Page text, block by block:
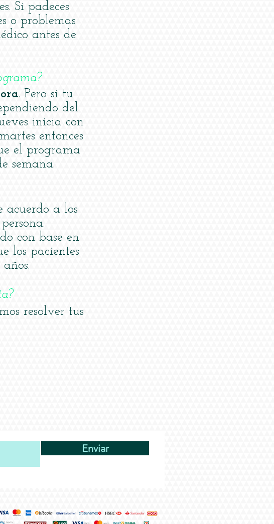
Si padeces
o problemas
antes de
. Pero si tu
del
inicia con
entonces
el programa
semana.
acuerdo a los
con base en
los pacientes
resolver tus
Enviar